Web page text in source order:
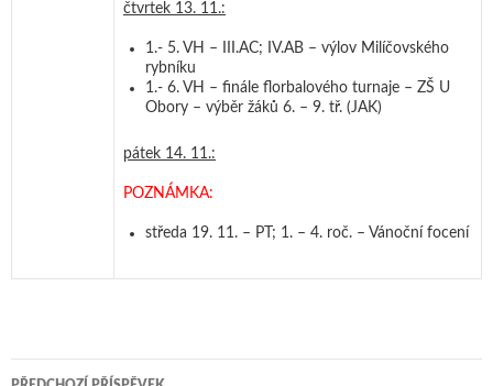
čtvrtek 13. 11.:
1.- 5. VH – III.AC; IV.AB – výlov Milíčovského
rybníku
1.- 6. VH – finále florbalového turnaje – ZŠ U
Obory – výběr žáků 6. – 9. tř. (JAK)
pátek 14. 11.:
POZNÁMKA:
středa 19. 11. – PT; 1. – 4. roč. – Vánoční focení